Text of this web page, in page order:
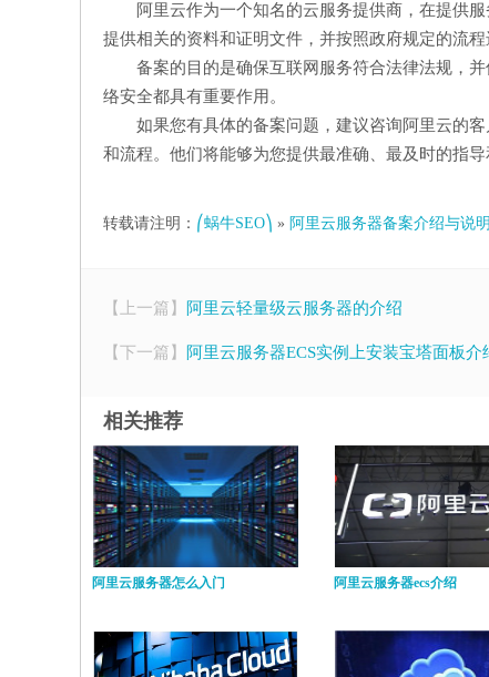
阿里云作为一个知名的云服务提供商，在提供
提供相关的资料和证明文件，并按照政府规定的流程
备案的目的是确保互联网服务符合法律法规，
络安全都具有重要作用。
如果您有具体的备案问题，建议咨询阿里云的
和流程。他们将能够为您提供最准确、最及时的指导
转载请注明： ⎛蜗牛SEO⎞ » 阿里云服务器备案介绍与说明
【上一篇】 阿里云轻量级云服务器的介绍
【下一篇】 阿里云服务器ECS实例上安装宝塔面板介
相关推荐
阿里云服务器怎么入门 阿里云服务器ecs介绍